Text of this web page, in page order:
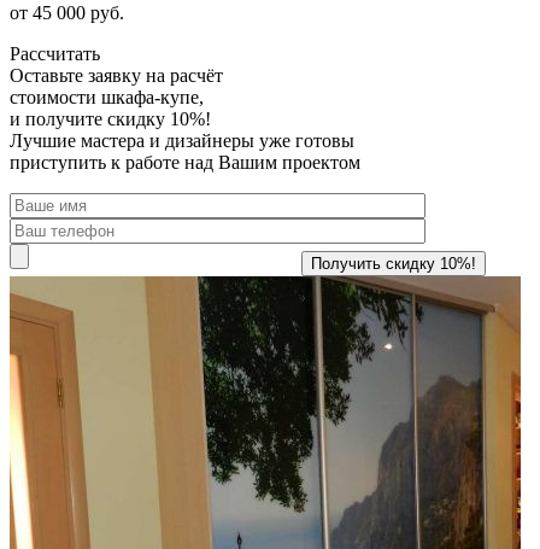
от 45 000 руб.
Рассчитать
Оставьте заявку на расчёт
стоимости шкафа-купе,
и получите скидку 10%!
Лучшие мастера и дизайнеры уже готовы
приступить к работе над Вашим проектом